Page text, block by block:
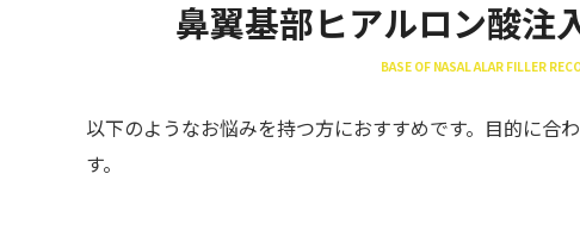
鼻翼基部ヒアルロン酸注
BASE OF NASAL ALAR FILLER
以下のようなお悩みを持つ方におすすめです。目的に合
す。